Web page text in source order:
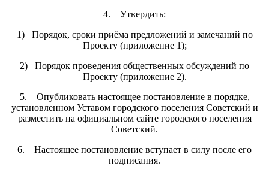
4. Утвердить:
1) Порядок, сроки приёма предложений и замечаний по
Проекту (приложение 1);
2) Порядок проведения общественных обсуждений по
Проекту (приложение 2).
5. Опубликовать настоящее постановление в порядке,
установленном Уставом городского поселения Советский и
разместить на официальном сайте городского поселения
Советский.
6. Настоящее постановление вступает в силу после его
подписания.